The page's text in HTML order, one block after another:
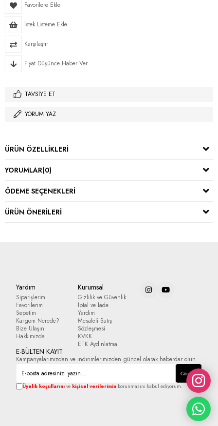
Favorilere Ekle
İstek Listeme Ekle
Karşılaştır
Fiyat Düşünce Haber Ver
TAVSIYE ET
YORUM YAZ
ÜRÜN ÖZELLIKLERI
YORUMLAR(0)
ÖDEME SEÇENEKLERI
ÜRÜN ÖNERILERI
Yardım
Siparişlerim
Favorilerim
Sepetim
Kargom Nerede?
Bize Ulaşın
Hakkımızda
Kurumsal
Gizlilik ve Güvenlik
İptal ve İade
Yardım
Mesafeli Satış
Sözleşmesi
KVKK
ETK Aydınlatma
E-BÜLTEN KAYIT
Kampanyalarımızdan ve indirimlerimizden güncel olarak haberdar olun.
Gönder
Üyelik koşullarını ve kişisel verilerimin korunmasını kabul ediyorum.